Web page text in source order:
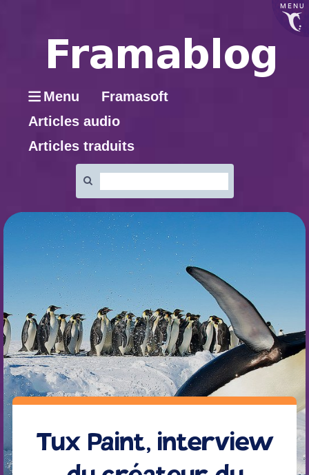
MENU
Menu
Framasoft
Articles audio
Articles traduits
:
Tux Paint, interview